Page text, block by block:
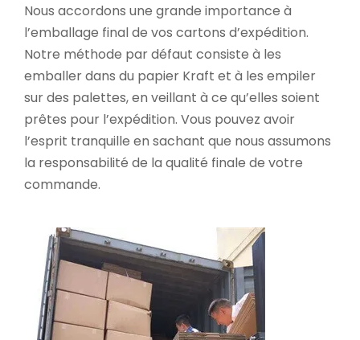
Nous accordons une grande importance à
l’emballage final de vos cartons d’expédition.
Notre méthode par défaut consiste à les
emballer dans du papier Kraft et à les empiler
sur des palettes, en veillant à ce qu’elles soient
prêtes pour l’expédition. Vous pouvez avoir
l’esprit tranquille en sachant que nous assumons
la responsabilité de la qualité finale de votre
commande.